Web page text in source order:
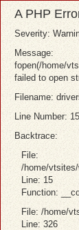
A PHP
Severity:
Message:
fopen(/home/
failed to open
Filename:
Line Number:
Backtrace:
File:
/home/
Line: 15
Function:
File: /home/
Line: 326